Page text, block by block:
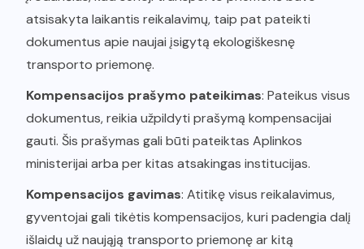
atsisakyta laikantis reikalavimų, taip pat pateikti
dokumentus apie naujai įsigytą ekologiškesnę
transporto priemonę.
Kompensacijos prašymo pateikimas: Pateikus visus
dokumentus, reikia užpildyti prašymą kompensacijai
gauti. Šis prašymas gali būti pateiktas Aplinkos
ministerijai arba per kitas atsakingas institucijas.
Kompensacijos gavimas: Atitikę visus reikalavimus,
gyventojai gali tikėtis kompensacijos, kuri padengia dalį
išlaidų už naująją transporto priemonę ar kitą